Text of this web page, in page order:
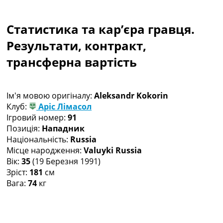
Чемпіонат Світу
Україна. Прем’єр-Ліга
Україна. Перша Ліга
Ліга Чемпіонів
Ще Турніри >>>
Таблиці
Чемпіонат Світу. Турнирні таблиці
Таблиця УПЛ
Перша Ліга
Таблиця АПЛ
Таблиця Ла Ліги
Таблиця Ліги Чемпіонів
Всі таблиці >>>
Статистика та кар’єра гравця.
Результати, контракт,
трансферна вартість
Ім'я мовою оригіналу: Aleksandr Kokorin
Клуб:
Аріс Лімасол
Ігровий номер: 91
Позиція: Нападник
Національність: Russia
Місце народження: Valuyki Russia
Вік: 35(19 Березня 1991)
Зріст: 181 см
Вага: 74 кг